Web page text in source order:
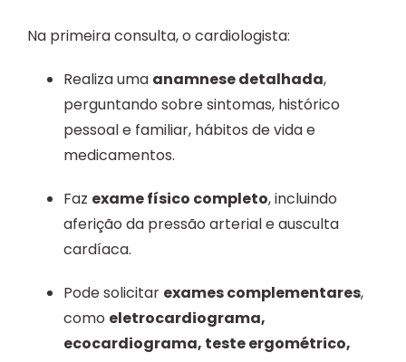
Na primeira consulta, o cardiologista:
Realiza uma anamnese detalhada,
perguntando sobre sintomas, histórico
pessoal e familiar, hábitos de vida e
medicamentos.
Faz exame físico completo, incluindo
aferição da pressão arterial e ausculta
cardíaca.
Pode solicitar exames complementares,
como eletrocardiograma,
ecocardiograma, teste ergométrico,